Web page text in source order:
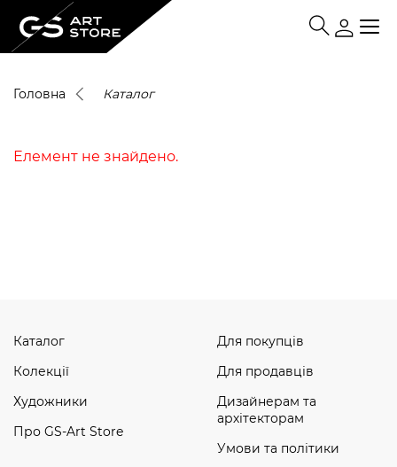
Головна Каталог
Елемент не знайдено.
Каталог
Колекції
Художники
Про GS-Art Store
Для покупців
Для продавців
Дизайнерам та
архітекторам
Умови та політики